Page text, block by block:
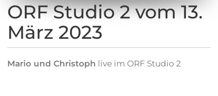
ORF Studio 2 vom 13.
März 2023
Mario und Christoph live im ORF Studio 2